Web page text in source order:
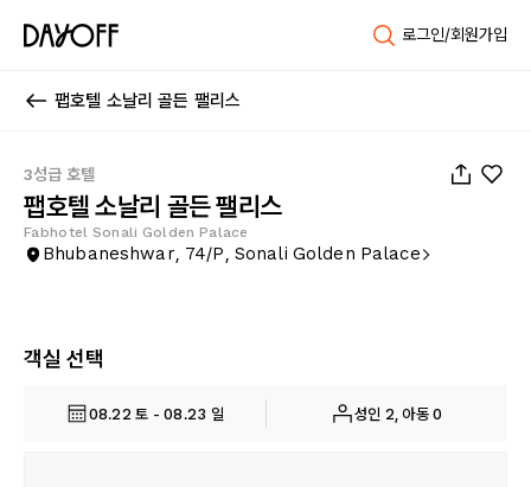
로그인/회원가입
팹호텔 소날리 골든 팰리스
3성급 호텔
팹호텔 소날리 골든 팰리스
Fabhotel Sonali Golden Palace
Bhubaneshwar, 74/P, Sonali Golden Palace
객실 선택
08.22 토 - 08.23 일 성인 2, 아동 0